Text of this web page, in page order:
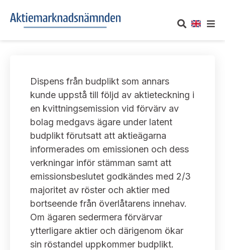
Om oss
Vårt uppdrag
Informationsgivning
Arbetssätt och jävsfrågor
Stadgar
Arbetsordning
Ledamöter
UTTALANDEN
Om nämndens uttalanden
Framställningar och konsultation
Uttalanden sorterade efter publiceringsdatum
Samtliga uttalanden sorterade årsvis
Uttalanden sorterade ämnesvis
Sök uttalanden
TAKEOVER-REGLER
Takeover-regler för reglerade marknader och vissa
handelsplattformar
AKTUELLT
Nyheter och pressmeddelanden
Prenumerera
Bildarkiv
KONTAKT
Kontakt angående ansökningar och uttalanden
Kontakt administrativa ärenden
Dispens från budplikt som annars
kunde uppstå till följd av aktieteckning i
en kvittningsemission vid förvärv av
bolag medgavs ägare under latent
budplikt förutsatt att aktieägarna
informerades om emissionen och dess
verkningar inför stämman samt att
emissionsbeslutet godkändes med 2/3
majoritet av röster och aktier med
bortseende från överlåtarens innehav.
Om ägaren sedermera förvärvar
ytterligare aktier och därigenom ökar
sin röstandel uppkommer budplikt.